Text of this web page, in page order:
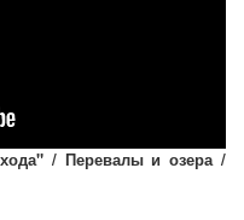
/ Перевалы и озера /